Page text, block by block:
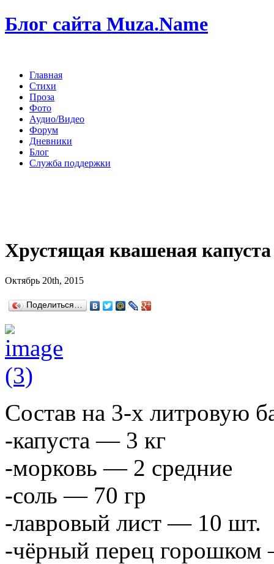
Блог сайта Muza.Name
Главная
Стихи
Проза
Фото
Аудио/Видео
Форум
Дневники
Блог
Служба поддержки
Хрустящая квашеная капуста
Октябрь 20th, 2015
Поделиться…
Состав на 3-х литровую
-капуста — 3 кг
-морковь — 2 средние
-соль — 70 гр
-лавровый лист — 10 шт.
-чёрный перец